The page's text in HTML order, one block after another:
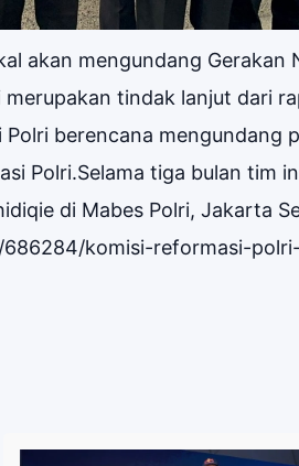
akan mengundang
tindak lanjut dari
berencana mengundang
Polri.Selama tiga bulan tim
di Mabes Polri, Jakarta
komisi-reformasi-